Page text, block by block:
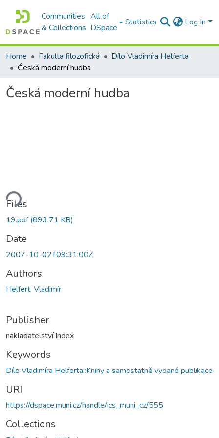
Communities
& Collections
All of
DSpace
Statistics Log In
Home Fakulta filozofická
Dílo Vladimíra Helferta
Česká moderní hudba
Česká moderní hudba
Files
19.pdf(893.71 KB)
Date
2007-10-02T09:31:00Z
Authors
Helfert, Vladimír
Publisher
nakladatelství Index
Keywords
Dílo Vladimíra Helferta::Knihy a samostatně vydané publikace
URI
https://dspace.muni.cz/handle/ics_muni_cz/555
Collections